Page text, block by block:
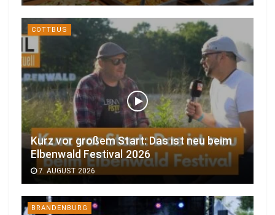
COTTBUS
Kurz vor großem Start: Das ist neu beim
Elbenwald Festival 2026
7. AUGUST 2026
BRANDENBURG